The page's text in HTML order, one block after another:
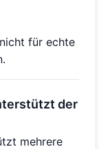
für echte
der
mehrere